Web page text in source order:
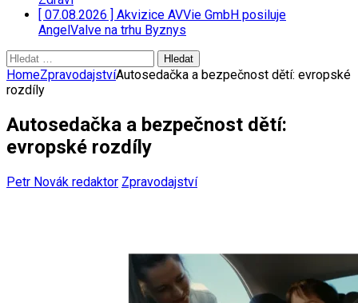
[ 07.08.2026 ] Akvizice AVVie GmbH posiluje
AngelValve na trhu Byznys
Vyhledávání
HomeZpravodajstvíAutosedačka a bezpečnost dětí: evropské
rozdíly
Autosedačka a bezpečnost dětí:
evropské rozdíly
Petr Novák redaktor Zpravodajství